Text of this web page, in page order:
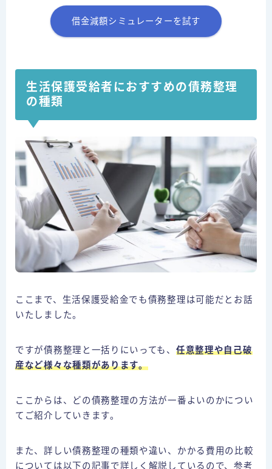
借金減額シミュレーターを試す
生活保護受給者におすすめの債務整理
の種類
ここまで、生活保護受給金でも債務整理は可能だとお話
いたしました。
ですが債務整理と一括りにいっても、 任意整理や自己破
産など様々な種類があります。
ここからは、どの債務整理の方法が一番よいのかについ
てご紹介していきます。
また、詳しい債務整理の種類や違い、かかる費用の比較
については以下の記事で詳しく解説しているので、参考